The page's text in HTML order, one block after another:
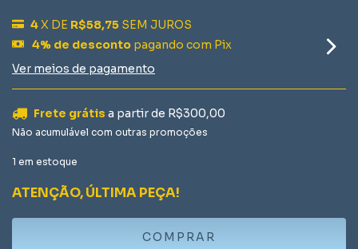
4X DE R$58,75 SEM JUROS
4% de desconto pagando com Pix
Ver meios de pagamento
Frete grátis a partir de R$300,00
Não acumulável com outras promoções
1 em estoque
ATENÇÃO, ÚLTIMA PEÇA!